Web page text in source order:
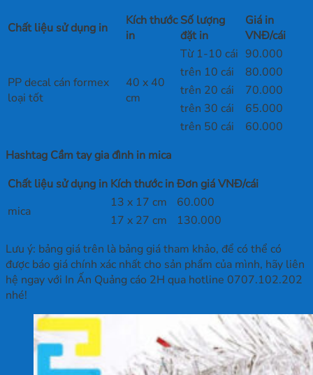
Chất liệu sử dụng in
Kích thước
in
Số lượng
đặt in
Giá in
VNĐ/cái
PP decal cán formex
loại tốt
40 x 40
cm
Từ 1-10 cái 90.000
trên 10 cái
80.000
trên 20 cái
70.000
trên 30 cái
65.000
trên 50 cái
60.000
Hashtag Cầm tay gia đình in mica
Chất liệu sử dụng in Kích thước inĐơn giá VNĐ/cái
mica
13 x 17 cm
60.000
17 x 27 cm
130.000
Lưu ý: bảng giá trên là bảng giá tham khảo, để có thể có
được báo giá chính xác nhất cho sản phẩm của mình, hãy liên
hệ ngay với In Ấn Quảng cáo 2H qua hotline 0707.102.202
nhé!